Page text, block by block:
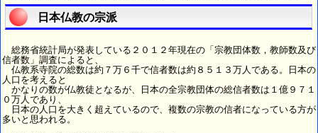
日本仏教の宗派
総務省統計局が発表している２０１２年現在の「宗教団体数，教師数及び
信者数」調査によると、
仏教系寺院の総数は約７万６千で信者数は約８５１３万人である。日本の
人口を考えると
かなりの数が仏教徒となるが、日本の全宗教団体の総信者数は１億９７１
０万人であり、
日本の人口を大きく超えているので、複数の宗教の信者になっている方が
多いと思われる。